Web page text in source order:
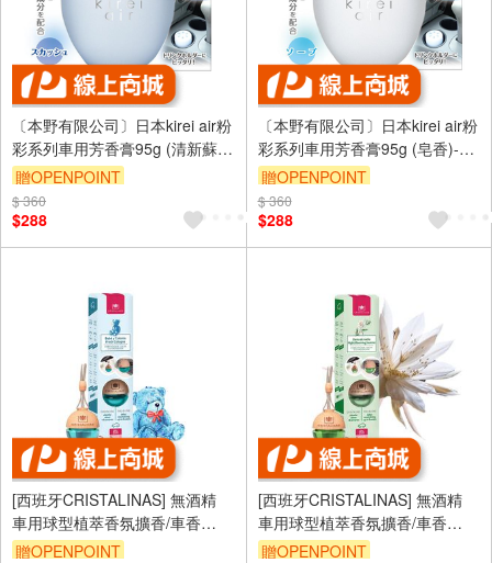
〔本野有限公司〕日本kirei air粉
彩系列車用芳香膏95g (清新蘇
打)-2入
贈OPENPOINT
$ 360
$288
〔本野有限公司〕日本kirei air粉
彩系列車用芳香膏95g (皂香)-2
入
贈OPENPOINT
$ 360
$288
[西班牙CRISTALINAS] 無酒精
車用球型植萃香氛擴香/車香
(6ML)- 寶貝古龍
贈OPENPOINT
[西班牙CRISTALINAS] 無酒精
車用球型植萃香氛擴香/車香
(6ML)-夜夫人
贈OPENPOINT